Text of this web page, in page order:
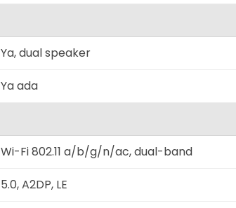
Ya, dual speaker
Ya ada
Wi-Fi 802.11 a/b/g/n/ac, dual-band
5.0, A2DP, LE